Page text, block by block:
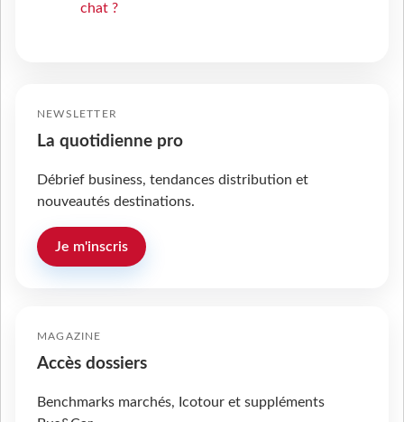
chat ?
NEWSLETTER
La quotidienne pro
Débrief business, tendances distribution et
nouveautés destinations.
Je m'inscris
MAGAZINE
Accès dossiers
Benchmarks marchés, Icotour et suppléments